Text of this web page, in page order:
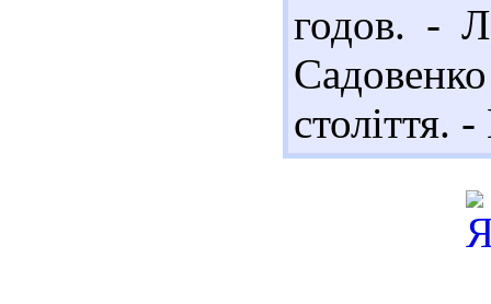
годов. -
століття.